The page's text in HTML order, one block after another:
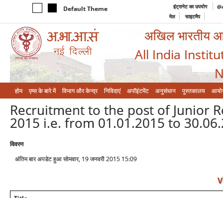
Default Theme इंट्रानेट का उपयोग
मेल
साइटमैप
अखिल भारतीय
All India
होम एम्‍स के बारे में विभाग और केन्‍द्र निविदाएं अपॉइंटमेंट अनुसंधान पुस्तकालय
Recruitment to the post of Junior
2015 i.e. from 01.01.2015 to
विवरण
अंतिम बार अपडेट हुआ सोमवार, 19 जनवरी 2015 15:09